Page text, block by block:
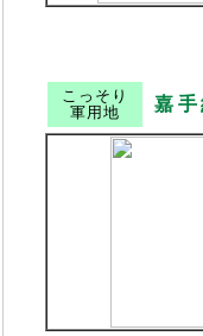
こっそり
軍用地
嘉